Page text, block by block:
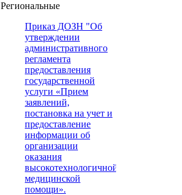
Региональные
Приказ ДОЗН "Об
утверждении
административного
регламента
предоставления
государственной
услуги «Прием
заявлений,
постановка на учет и
предоставление
информации об
организации
оказания
высокотехнологичной
медицинской
помощи».